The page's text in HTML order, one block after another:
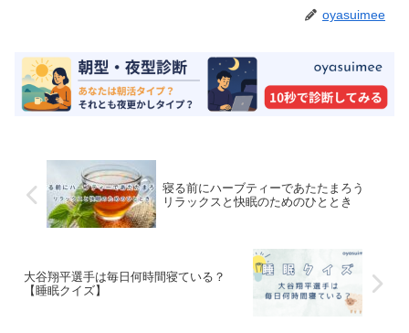
oyasuimee
寝る前にハーブティーであたたまろう
リラックスと快眠のためのひととき
大谷翔平選手は毎日何時間寝ている？
【睡眠クイズ】